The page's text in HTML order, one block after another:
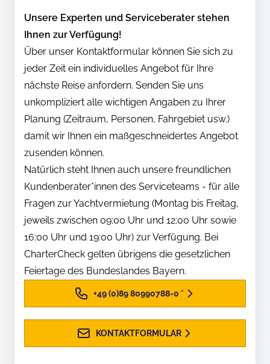
Unsere Experten und Serviceberater stehen
Ihnen zur Verfügung!
Über unser Kontaktformular können Sie sich zu
jeder Zeit ein individuelles Angebot für Ihre
nächste Reise anfordern. Senden Sie uns
unkompliziert alle wichtigen Angaben zu Ihrer
Planung (Zeitraum, Personen, Fahrgebiet usw.)
damit wir Ihnen ein maßgeschneidertes Angebot
zusenden können.
Natürlich steht Ihnen auch unsere freundlichen
Kundenberater*innen des Serviceteams - für alle
Fragen zur Yachtvermietung (Montag bis Freitag,
jeweils zwischen 09:00 Uhr und 12:00 Uhr sowie
16:00 Uhr und 19:00 Uhr) zur Verfügung. Bei
CharterCheck gelten übrigens die gesetzlichen
Feiertage des Bundeslandes Bayern.
+49 (0)89 80990788-0 *
KONTAKTFORMULAR